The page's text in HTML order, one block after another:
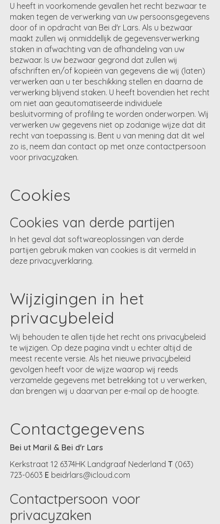
U heeft in voorkomende gevallen het recht bezwaar te
maken tegen de verwerking van uw persoonsgegevens
door of in opdracht van Bei d'r Lars. Als u bezwaar
maakt zullen wij onmiddellijk de gegevensverwerking
staken in afwachting van de afhandeling van uw
bezwaar. Is uw bezwaar gegrond dat zullen wij
afschriften en/of kopieën van gegevens die wij (laten)
verwerken aan u ter beschikking stellen en daarna de
verwerking blijvend staken. U heeft bovendien het recht
om niet aan geautomatiseerde individuele
besluitvorming of profiling te worden onderworpen. Wij
verwerken uw gegevens niet op zodanige wijze dat dit
recht van toepassing is. Bent u van mening dat dit wel
zo is, neem dan contact op met onze contactpersoon
voor privacyzaken.
Cookies
Cookies van derde partijen
In het geval dat softwareoplossingen van derde
partijen gebruik maken van cookies is dit vermeld in
deze privacyverklaring.
Wijzigingen in het
privacybeleid
Wij behouden te allen tijde het recht ons privacybeleid
te wijzigen. Op deze pagina vindt u echter altijd de
meest recente versie. Als het nieuwe privacybeleid
gevolgen heeft voor de wijze waarop wij reeds
verzamelde gegevens met betrekking tot u verwerken,
dan brengen wij u daarvan per e-mail op de hoogte.
Contactgegevens
Bei ut Maril & Bei d'r Lars
Kerkstraat 12 6374HK Landgraaf Nederland T (063)
723-0603 E beidrlars@icloud.com
Contactpersoon voor
privacyzaken